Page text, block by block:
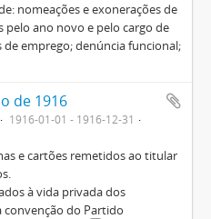
nomeações e exonerações de
pelo ano novo e pelo cargo de
emprego; denúncia funcional;
de 1916
1916-01-01 - 1916-12-31
e cartões remetidos ao titular
à vida privada dos
convenção do Partido